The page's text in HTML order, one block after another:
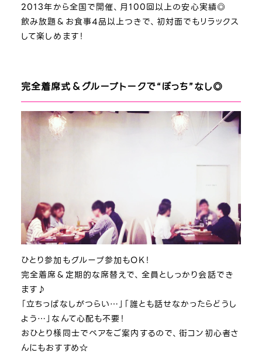
2013年から全国で開催、月100回以上の安心実績◎
飲み放題＆お食事4品以上つきで、初対面でもリラックス
して楽しめます！
完全着席式＆グループトークで“ぼっち”なし◎
ひとり参加もグループ参加もOK！
完全着席＆定期的な席替えで、全員としっかり会話でき
ます♪
「立ちっぱなしがつらい…」「誰とも話せなかったらどうし
よう…」なんて心配も不要！
おひとり様同士でペアをご案内するので、街コン初心者さ
んにもおすすめ☆